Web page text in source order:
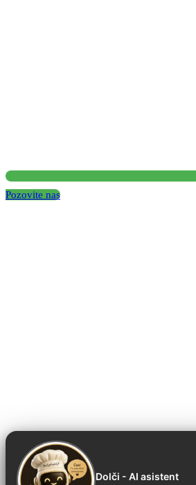
Dolči - AI asistent
Pozovite nas